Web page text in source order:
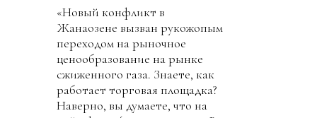
«Новый конфликт в
Жанаозене вызван рукожопым
переходом на рыночное
ценообразование на рынке
сжиженного газа. Знаете, как
работает торговая площадка?
Наверно, вы думаете, что на